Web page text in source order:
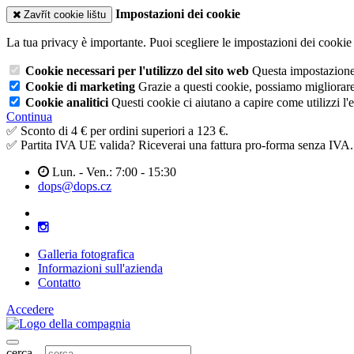
Zavřít cookie lištu Impostazioni dei cookie
La tua privacy è importante. Puoi scegliere le impostazioni dei
Cookie necessari per l'utilizzo del sito web Questa
Cookie di marketing Grazie a questi cookie, possiamo
Cookie analitici Questi cookie ci aiutano a capire come utilizzi
Continua
✅ Sconto di 4 € per ordini superiori a 123 €.
✅ Partita IVA UE valida? Riceverai una fattura pro-forma senza IVA.
Lun. - Ven.: 7:00 - 15:30
dops@dops.cz
Galleria fotografica
Informazioni sull'azienda
Contatto
Accedere